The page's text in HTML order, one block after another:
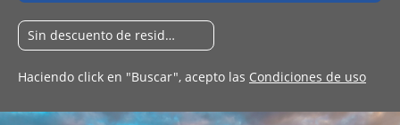
Haciendo click en "Buscar", acepto las Condiciones de uso